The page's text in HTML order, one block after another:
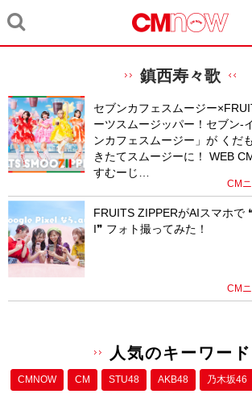
鎮西寿々歌
セブンカフェスムージー
ーツスムージッパー！セブン-
ンカフェスムージー」が くだ
きたてスムージーに！ WEB
すむーじ…
CM
FRUITS ZIPPERがAIスマホで
I❞ フォト撮ってみた！
CM
人気のキーワード
CMNOW CM STU48 AKB48 乃木坂46